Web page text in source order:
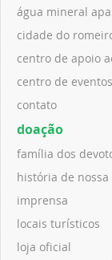
água mineral
cidade do
centro de apoio
centro de
contato
doação
família dos
história de nossa
imprensa
locais turísticos
loja oficial